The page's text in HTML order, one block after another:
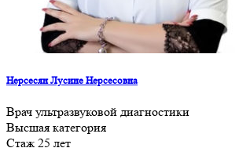
Нерсесян Лусине Нерсесовна
Врач ультразвуковой диагностики
Высшая категория
Cтаж 25 лет